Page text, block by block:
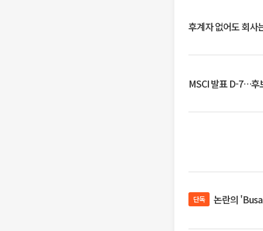
후계자 없어도 회사
MSCI 발표 D-7…후
단독 논란의